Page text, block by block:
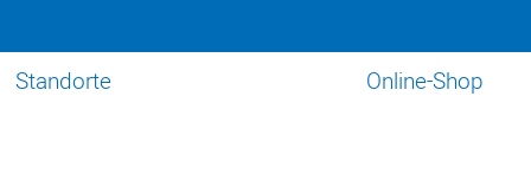
Standorte Online-Shop